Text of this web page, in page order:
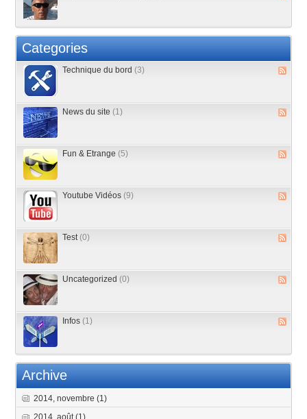
Categories
Technique du bord (3)
News du site (1)
Fun & Etrange (5)
Youtube Vidéos (9)
Test (0)
Uncategorized (0)
Infos (1)
Archive
2014, novembre(1)